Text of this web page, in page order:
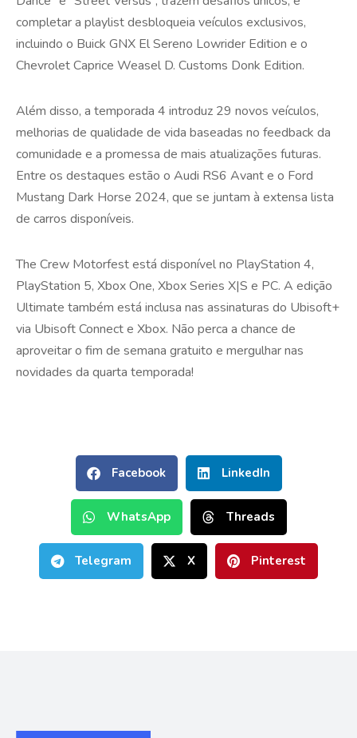
completar a playlist desbloqueia veículos exclusivos,
incluindo o Buick GNX El Sereno Lowrider Edition e o
Chevrolet Caprice Weasel D. Customs Donk Edition.
Além disso, a temporada 4 introduz 29 novos veículos,
melhorias de qualidade de vida baseadas no feedback da
comunidade e a promessa de mais atualizações futuras.
Entre os destaques estão o Audi RS6 Avant e o Ford
Mustang Dark Horse 2024, que se juntam à extensa lista
de carros disponíveis.
The Crew Motorfest está disponível no PlayStation 4,
PlayStation 5, Xbox One, Xbox Series X|S e PC. A edição
Ultimate também está inclusa nas assinaturas do Ubisoft+
via Ubisoft Connect e Xbox. Não perca a chance de
aproveitar o fim de semana gratuito e mergulhar nas
novidades da quarta temporada!
Facebook LinkedIn
WhatsApp Threads
Telegram X Pinterest